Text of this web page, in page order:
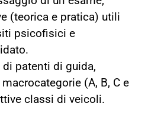
(teorica e pratica) utili
psicofisici e
patenti di guida,
(A, B, C e
classi di veicoli.